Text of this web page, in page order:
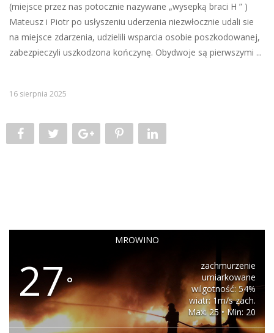
(miejsce przez nas potocznie nazywane „wysepką braci H ” )
Mateusz i Piotr po usłyszeniu uderzenia niezwłocznie udali sie
na miejsce zdarzenia, udzielili wsparcia osobie poszkodowanej,
zabezpieczyli uszkodzona kończynę. Obydwoje są pierwszymi ...
16 sierpnia 2025
MROWINO
27°
zachmurzenie
umiarkowane
wilgotność: 54%
wiatr: 1m/s zach.
Max: 25 • Min: 20